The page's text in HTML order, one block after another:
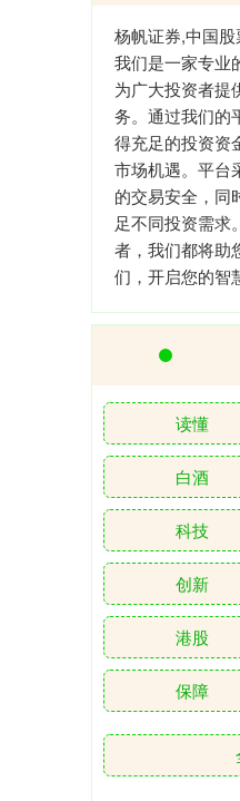
杨帆证券,中国
我们是一家专业
为广大投资者提
务。通过我们的
得充足的投资资
市场机遇。平台
的交易安全，同
足不同投资需求
者，我们都将助
们，开启您的智
读懂
白酒
科技
创新
港股
保障